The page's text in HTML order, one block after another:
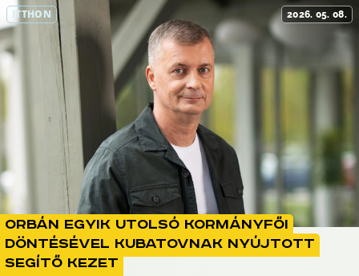
ITTHON 2026. 05. 08.
Orbán egyik utolsó kormányfői
döntésével Kubatovnak nyújtott
segítő kezet